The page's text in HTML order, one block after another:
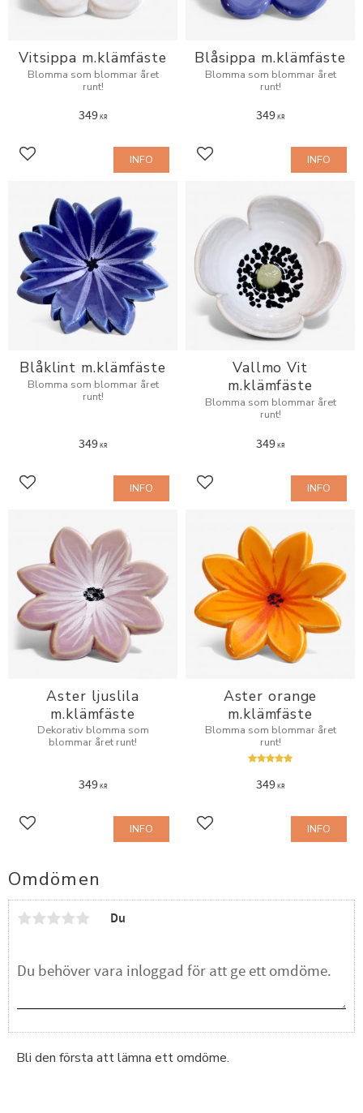
Omdömen
Du
Bli den första att lämna ett omdöme.
Vitsippa m.klämfäste
Blomma som blommar året
runt!
349KR
Lägg till i favoriter INFO
Blåsippa m.klämfäste
Blomma som blommar året
runt!
349KR
Lägg till i favoriter INFO
Blåklint m.klämfäste
Blomma som blommar året
runt!
349KR
Lägg till i favoriter INFO
Vallmo Vit
m.klämfäste
Blomma som blommar året
runt!
349KR
Lägg till i favoriter INFO
Aster ljuslila
m.klämfäste
Dekorativ blomma som
blommar året runt!
349KR
Lägg till i favoriter INFO
Aster orange
m.klämfäste
Blomma som blommar året
runt!
349KR
Lägg till i favoriter INFO